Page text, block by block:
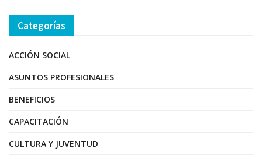
Categorías
ACCIÓN SOCIAL
ASUNTOS PROFESIONALES
BENEFICIOS
CAPACITACIÓN
CULTURA Y JUVENTUD